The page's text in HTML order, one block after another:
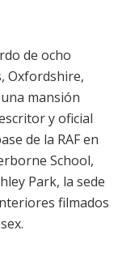
de ocho
Oxfordshire,
mansión
y oficial
de la RAF en
School,
Park, la sede
filmados